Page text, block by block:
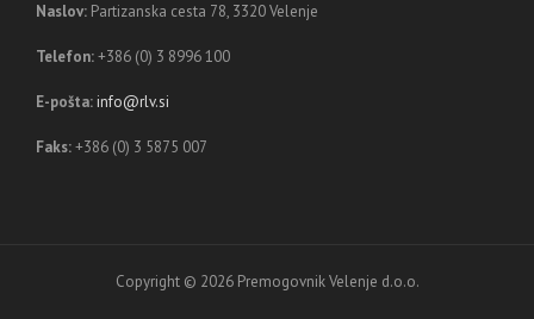
Naslov: Partizanska cesta 78, 3320 Velenje
Telefon:+386 (0) 3 8996 100
E-pošta: info@rlv.si
Faks:+386 (0) 3 5875 007
Copyright © 2026 Premogovnik Velenje d.o.o.